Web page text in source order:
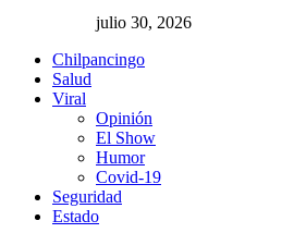
julio 30, 2026
Chilpancingo
Salud
Viral
Opinión
El Show
Humor
Covid-19
Seguridad
Estado